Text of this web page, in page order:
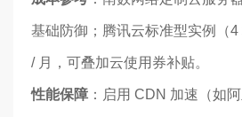
基础防御；腾讯云标准型实例（
/ 月，可叠加云使用券补贴。
性能保障 ：启用 CDN 加速（如